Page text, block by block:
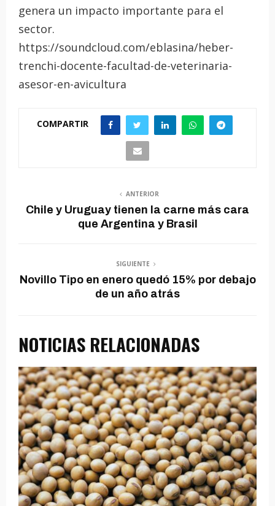
genera un impacto importante para el
sector.
https://soundcloud.com/eblasina/heber-
trenchi-docente-facultad-de-veterinaria-
asesor-en-avicultura
COMPARTIR
ANTERIOR
Chile y Uruguay tienen la carne más cara
que Argentina y Brasil
SIGUIENTE
Novillo Tipo en enero quedó 15% por debajo
de un año atrás
NOTICIAS RELACIONADAS